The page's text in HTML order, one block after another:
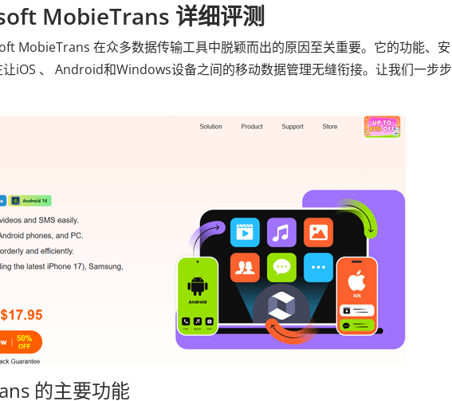
MobieTrans 详细评测
MobieTrans 在众多数据传输工具中脱颖而出的原因至关重要。它的功能、安
iOS 、 Android和Windows设备之间的移动数据管理无缝衔接。让我们一步步
的主要功能